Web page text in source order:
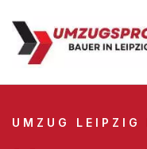
UMZUG LEIPZIG